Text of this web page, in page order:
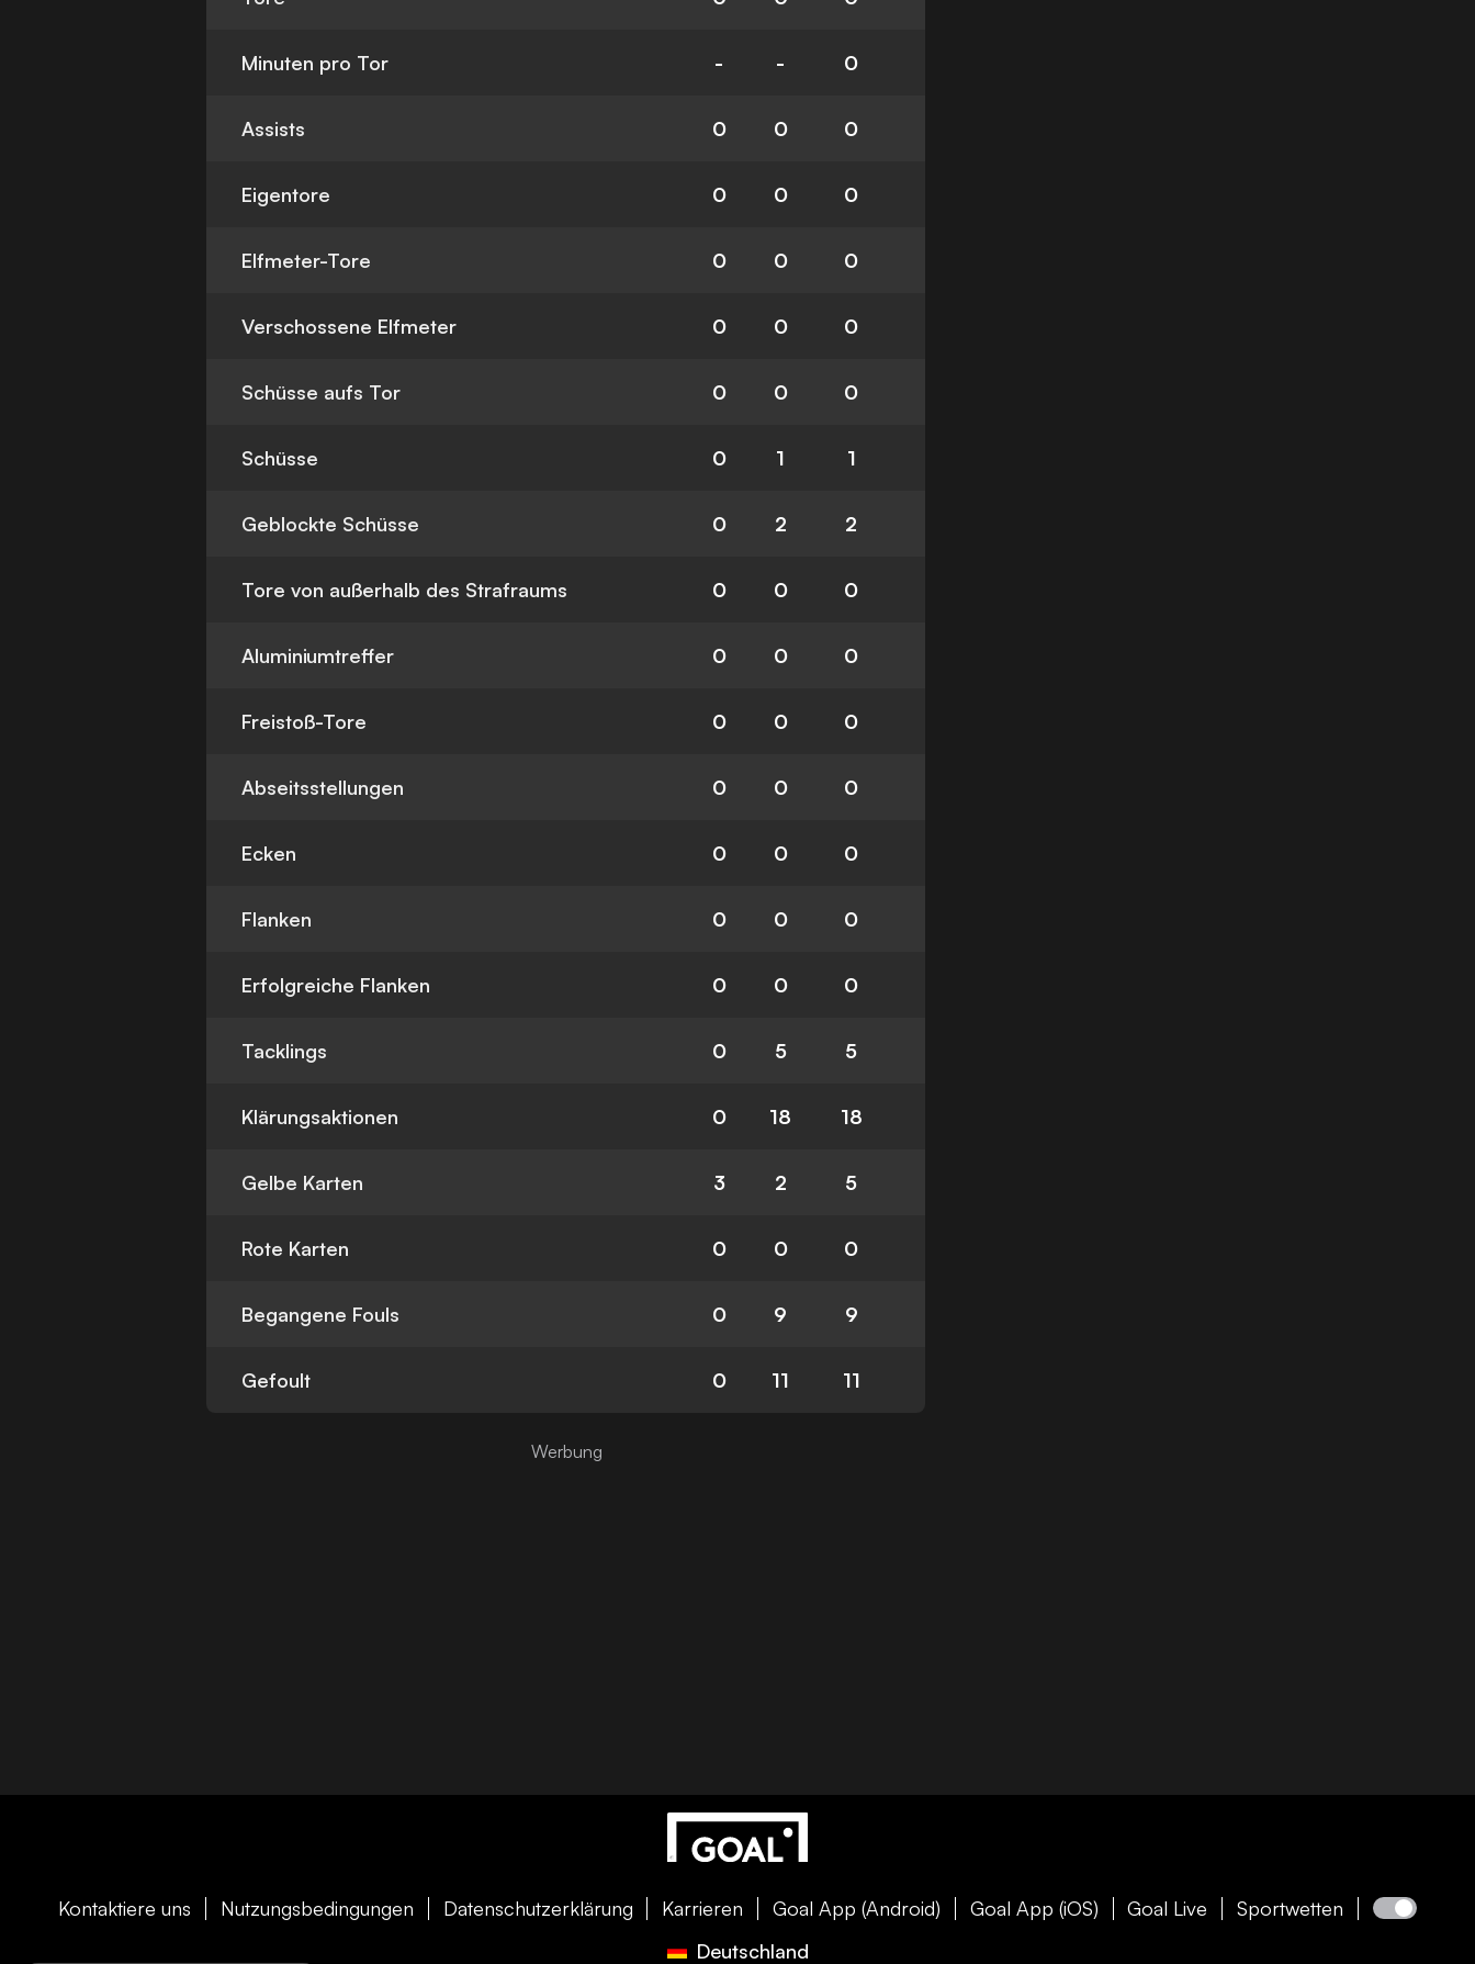
Minuten pro Tor - - 0
Assists 0 0 0
Eigentore 0 0 0
Elfmeter-Tore 0 0 0
Verschossene Elfmeter 0 0 0
Schüsse aufs Tor 0 0 0
Schüsse 0 1 1
Geblockte Schüsse 0 2 2
Tore von außerhalb des Strafraums 0 0 0
Aluminiumtreffer 0 0 0
Freistoß-Tore 0 0 0
Abseitsstellungen 0 0 0
Ecken 0 0 0
Flanken 0 0 0
Erfolgreiche Flanken 0 0 0
Tacklings 0 5 5
Klärungsaktionen 0 18 18
Gelbe Karten 3 2 5
Rote Karten 0 0 0
Begangene Fouls 0 9 9
Gefoult 0 11 11
Kontaktiere uns Nutzungsbedingungen Datenschutzerklärung Karrieren Goal App (Android) Goal App (iOS) Goal Live
Sportwetten
Deutschland